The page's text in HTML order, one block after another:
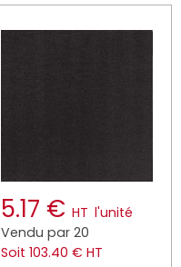
5.17 € HT l'unité
Vendu par 20
Soit 103.40 € HT